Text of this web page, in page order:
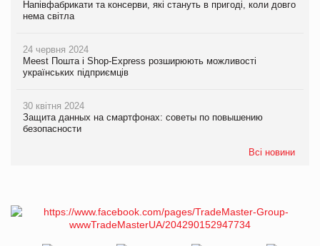
Напівфабрикати та консерви, які стануть в пригоді, коли довго
нема світла
24 червня 2024
Meest Пошта і Shop-Express розширюють можливості
українських підприємців
30 квітня 2024
Защита данных на смартфонах: советы по повышению
безопасности
Всі новини